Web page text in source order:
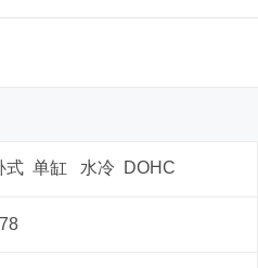
式 单缸 水冷 DOHC